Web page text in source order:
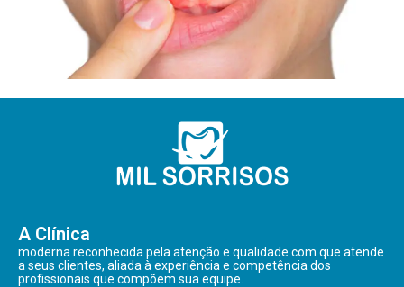
A Clínica
moderna reconhecida pela atenção e qualidade com que atende
a seus clientes, aliada à experiência e competência dos
profissionais que compõem sua equipe.